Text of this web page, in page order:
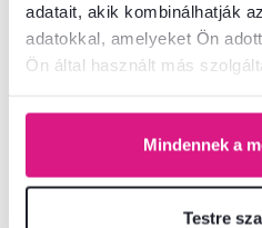
adatait, akik kombinálhatják
adatokkal, amelyeket Ön
Ön által használt más
Mindennek a
Testre
A takarómosógépben 30 °C-on
dolgokkal vagy ruhákkal együtt.
legyenek különféle horgok vagy
A nehezen eltávolítható foltok
Termékszám : 0000304191